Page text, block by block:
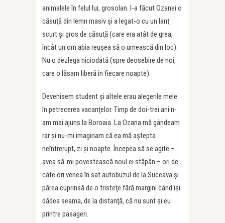
animalele în felul lui, grosolan. I-a făcut Ozanei o
căsuţă din lemn masiv şi a legat-o cu un lanţ
scurt şi gros de căsuţă (care era atât de grea,
încât un om abia reuşea să o urnească din loc).
Nu o dezlega niciodată (spre deosebire de noi,
care o lăsam liberă în fiecare noapte).
Devenisem student şi altele erau alegerile mele
în petrecerea vacanţelor. Timp de doi-trei ani n-
am mai ajuns la Boroaia. La Ozana mă gândeam
rar şi nu-mi imaginam că ea mă aştepta
neîntrerupt, zi şi noapte. Începea să se agite –
avea să-mi povestească noul ei stăpân – ori de
câte ori venea în sat autobuzul de la Suceava şi
părea cuprinsă de o tristeţe fără margini când îşi
dădea seama, de la distanţă, că nu sunt şi eu
printre pasageri.